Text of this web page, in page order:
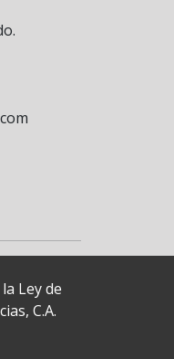
Ley de
C.A.